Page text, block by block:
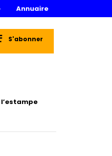
Annuaire
S'abonner